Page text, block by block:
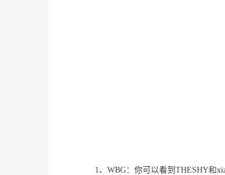
1、WBG：你可以看到THESHY和